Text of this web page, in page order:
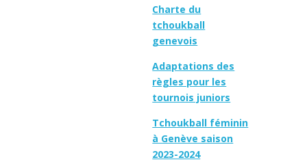
Charte du
tchoukball
genevois
Adaptations des
règles pour les
tournois juniors
Tchoukball féminin
à Genève saison
2023-2024